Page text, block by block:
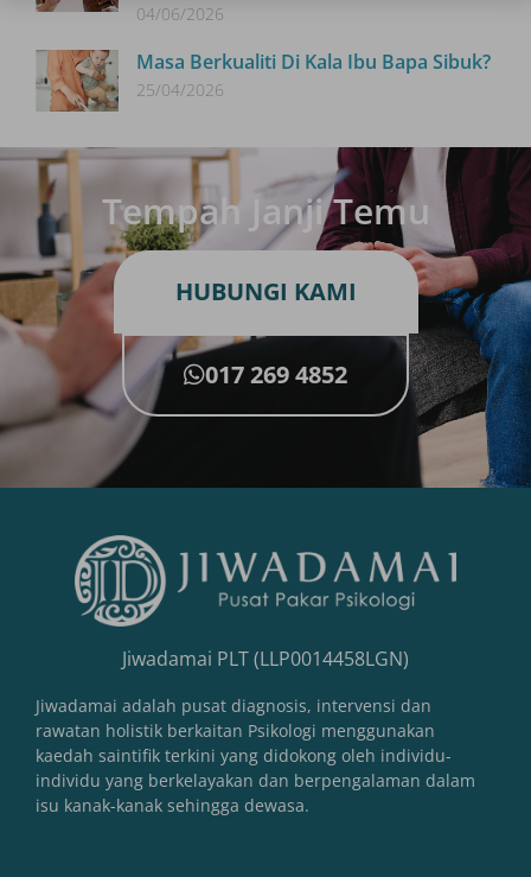
04/06/2026
Masa Berkualiti Di Kala Ibu Bapa Sibuk?
25/04/2026
Tempah Janji Temu
HUBUNGI KAMI
017 269 4852
Jiwadamai PLT (LLP0014458LGN)
Jiwadamai adalah pusat diagnosis, intervensi dan
rawatan holistik berkaitan Psikologi menggunakan
kaedah saintifik terkini yang didokong oleh individu-
individu yang berkelayakan dan berpengalaman dalam
isu kanak-kanak sehingga dewasa.